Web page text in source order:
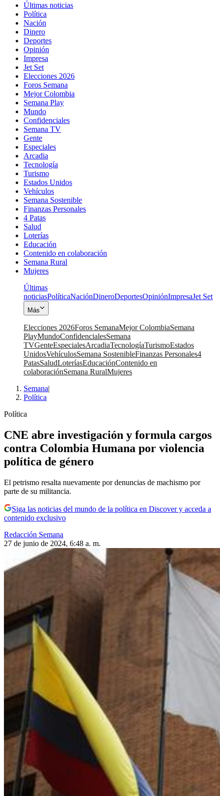
Últimas noticias
Política
Nación
Dinero
Deportes
Opinión
Impresa
Jet Set
Elecciones 2026
Foros Semana
Mejor Colombia
Semana Play
Mundo
Confidenciales
Semana TV
Gente
Especiales
Arcadia
Tecnología
Turismo
Estados Unidos
Vehículos
Semana Sostenible
Finanzas Personales
4 Patas
Salud
Loterías
Educación
Contenido en colaboración
Semana Rural
Mujeres
Últimas
noticiasPolíticaNaciónDineroDeportesOpiniónImpresaJet Set
Más
Elecciones 2026Foros SemanaMejor ColombiaSemana
PlayMundoConfidencialesSemana
TVGenteEspecialesArcadiaTecnologíaTurismoEstados
UnidosVehículosSemana SostenibleFinanzas Personales4
PatasSaludLoteríasEducaciónContenido en
colaboraciónSemana RuralMujeres
Semana|
Política
Política
CNE abre investigación y formula cargos
contra Colombia Humana por violencia
política de género
El petrismo resalta nuevamente por denuncias de machismo por
parte de su militancia.
Siga las noticias del mundo de la política en Discover y acceda a
contenido exclusivo
Redacción Semana
27 de junio de 2024, 6:48 a. m.